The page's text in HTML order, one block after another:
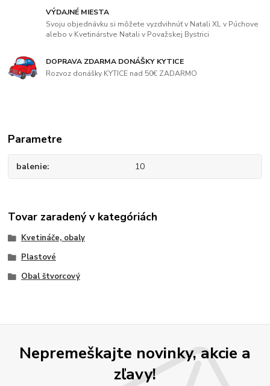
VÝDAJNÉ MIESTA
Svoju objednávku si môžete vyzdvihnúť v Natali XL v Púchove
alebo v Kvetinárstve Natali v Považskej Bystrici
DOPRAVA ZDARMA DONÁŠKY KYTICE
Rozvoz donášky KYTICE nad 50€ ZADARMO
Parametre
balenie 10
Tovar zaradený v kategóriách
Kvetináče, obaly
Plastové
Obal štvorcový
Nepremeškajte novinky, akcie a
zľavy!